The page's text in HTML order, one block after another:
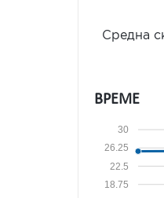
Средна
ВРЕМЕ
18.75
22.5
26.25
30